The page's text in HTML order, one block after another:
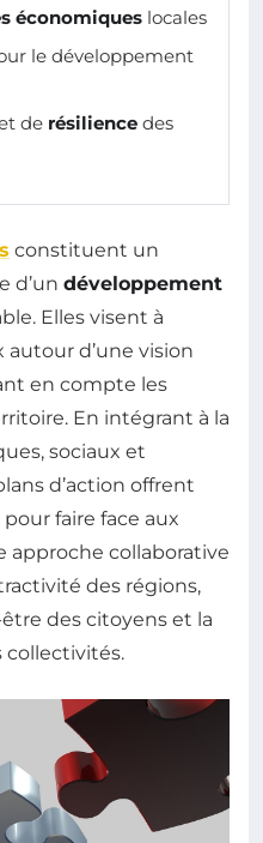
économiques locales
le développement
de résilience des
constituent un
d’un développement
Elles visent à
autour d’une vision
en compte les
En intégrant à la
sociaux et
d’action offrent
faire face aux
approche collaborative
des régions,
des citoyens et la
collectivités.